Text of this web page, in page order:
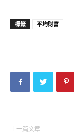
標籤 平均財富
上一篇文章